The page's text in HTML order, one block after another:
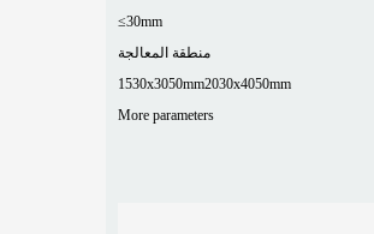
≤30mm
منطقة المعالجة
1530x3050mm2030x4050mm
More parameters